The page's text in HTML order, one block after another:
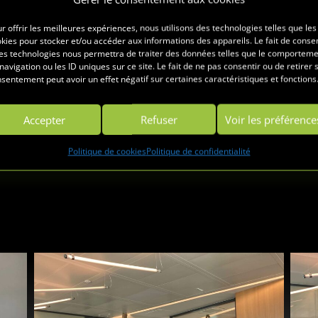
offrir les meilleures expériences, nous utilisons des technologies telles que les
pour stocker et/ou accéder aux informations des appareils. Le fait de
technologies nous permettra de traiter des données telles que le
ou les ID uniques sur ce site. Le fait de ne pas consentir ou de retirer
peut avoir un effet négatif sur certaines caractéristiques et fonctions.
Accepter Refuser Voir les
Politique de cookiesPolitique de confidentialité
DATES À DÉFINIR
–
Contactez-nous !